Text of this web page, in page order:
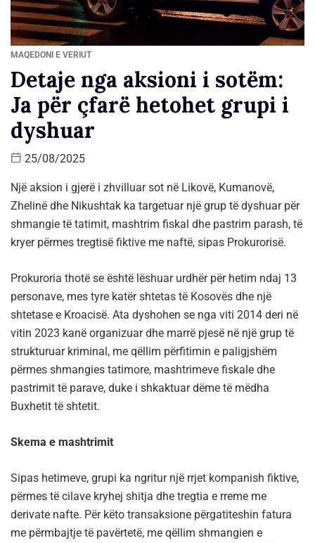
MAQEDONI E VERIUT
Detaje nga aksioni i sotëm:
Ja për çfarë hetohet grupi i
dyshuar
25/08/2025
Një aksion i gjerë i zhvilluar sot në Likovë, Kumanovë,
Zhelinë dhe Nikushtak ka targetuar një grup të dyshuar për
shmangie të tatimit, mashtrim fiskal dhe pastrim parash, të
kryer përmes tregtisë fiktive me naftë, sipas Prokurorisë.
Prokuroria thotë se është lëshuar urdhër për hetim ndaj 13
personave, mes tyre katër shtetas të Kosovës dhe një
shtetase e Kroacisë. Ata dyshohen se nga viti 2014 deri në
vitin 2023 kanë organizuar dhe marrë pjesë në një grup të
strukturuar kriminal, me qëllim përfitimin e paligjshëm
përmes shmangies tatimore, mashtrimeve fiskale dhe
pastrimit të parave, duke i shkaktuar dëme të mëdha
Buxhetit të shtetit.
Skema e mashtrimit
Sipas hetimeve, grupi ka ngritur një rrjet kompanish fiktive,
përmes të cilave kryhej shitja dhe tregtia e rreme me
derivate nafte. Për këto transaksione përgatiteshin fatura
me përmbajtje të pavërtetë, me qëllim shmangien e